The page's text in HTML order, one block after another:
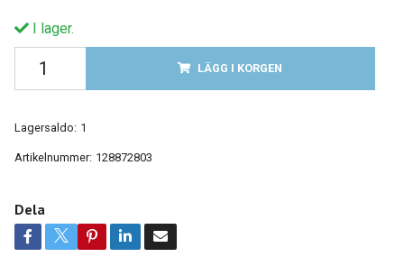
I lager.
LÄGG I KORGEN
Lagersaldo: 1
Artikelnummer: 128872803
Dela